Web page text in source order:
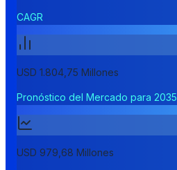
CAGR
USD 1.804,75 Millones
Pronóstico del Mercado para 2035
USD 979,68 Millones